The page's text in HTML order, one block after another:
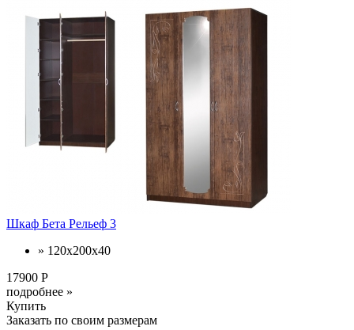
Шкаф Бета Рельеф 3
» 120х200х40
17900 Р
подробнее »
Купить
Заказать по своим размерам